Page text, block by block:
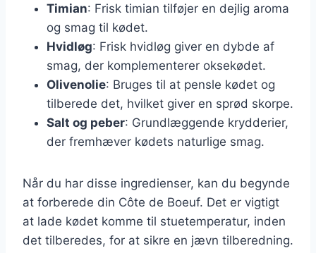
Timian: Frisk timian tilføjer en dejlig aroma
og smag til kødet.
Hvidløg: Frisk hvidløg giver en dybde af
smag, der komplementerer oksekødet.
Olivenolie: Bruges til at pensle kødet og
tilberede det, hvilket giver en sprød skorpe.
Salt og peber: Grundlæggende krydderier,
der fremhæver kødets naturlige smag.
Når du har disse ingredienser, kan du begynde
at forberede din Côte de Boeuf. Det er vigtigt
at lade kødet komme til stuetemperatur, inden
det tilberedes, for at sikre en jævn tilberedning.